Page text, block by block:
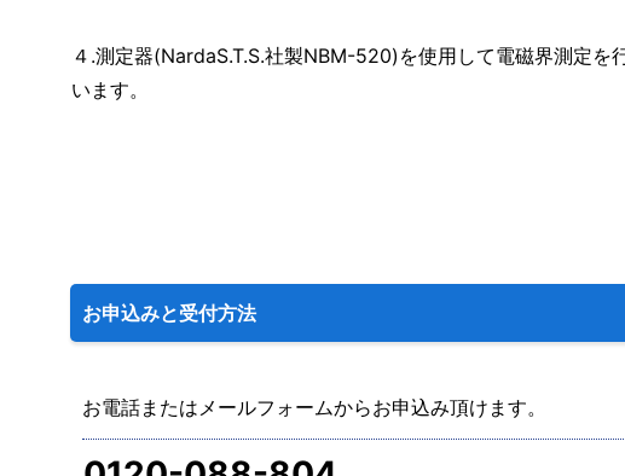
４.測定器(NardaS.T.S.社製NBM-520)を使用して電磁界測定を
います。
お申込みと受付方法
お電話またはメールフォームからお申込み頂けます。